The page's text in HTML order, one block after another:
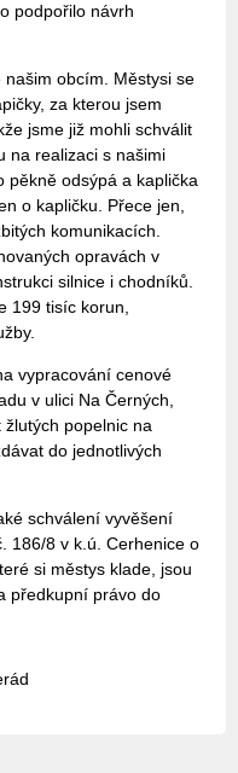
podpořilo návrh
obcím. Městysi se
za kterou jsem
jsme již mohli schválit
na realizaci s našimi
pěkně odsýpá a kaplička
o kapličku. Přece jen,
komunikacích.
opravách v
silnice i chodníků.
199 tisíc korun,
vypracování cenové
v ulici Na Černých,
popelnic na
do jednotlivých
schválení vyvěšení
186/8 v k.ú. Cerhenice o
si městys klade, jsou
předkupní právo do